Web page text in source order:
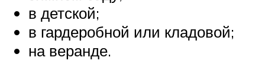
в детской;
в гардеробной или кладовой;
на веранде.